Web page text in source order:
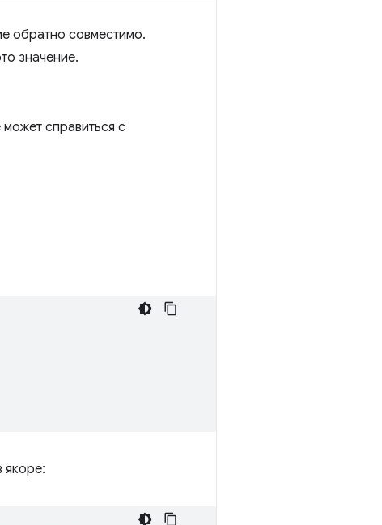
обратно совместимо.
значение.
справиться с
якоре: